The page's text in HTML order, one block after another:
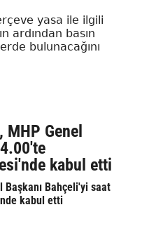
yasa ile ilgili
ardından basın
bulunacağını
MHP Genel
kabul etti
Başkanı Bahçeli'yi saat
kabul etti